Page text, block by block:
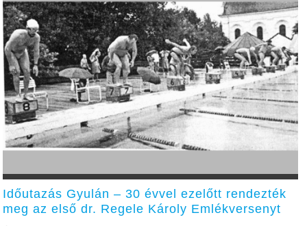
Időutazás Gyulán – 30 évvel ezelőtt rendezték
meg az első dr. Regele Károly Emlékversenyt